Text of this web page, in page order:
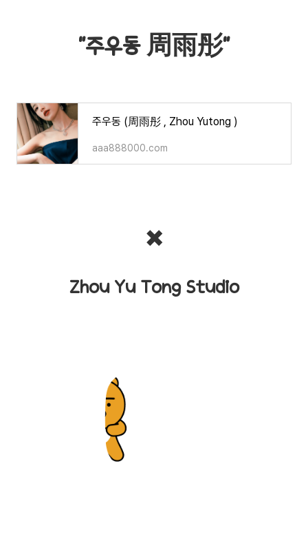
"주우동 周雨彤"
주우동 (周雨彤 , Zhou Yutong )
aaa888000.com
✖️
Zhou Yu Tong Studio